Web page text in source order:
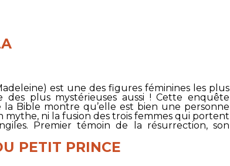
est une des figures féminines les plus
des plus mystérieuses aussi ! Cette enquête
Bible montre qu’elle est bien une personne
mythe, ni la fusion des trois femmes qui portent
Premier témoin de la résurrection, son
PETIT PRINCE